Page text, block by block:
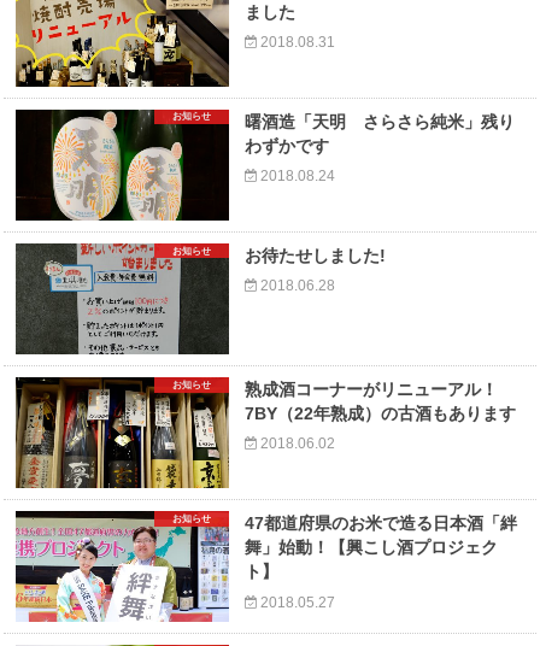
ました
2018.08.31
お知らせ
曙酒造「天明 さらさら純米」残り
わずかです
2018.08.24
お知らせ お待たせしました!
2018.06.28
お知らせ
熟成酒コーナーがリニューアル！
7BY（22年熟成）の古酒もあります
2018.06.02
お知らせ
47都道府県のお米で造る日本酒「絆
舞」始動！【興こし酒プロジェク
ト】
2018.05.27